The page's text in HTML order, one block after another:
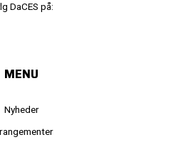
DaCES på:
MENU
Nyheder